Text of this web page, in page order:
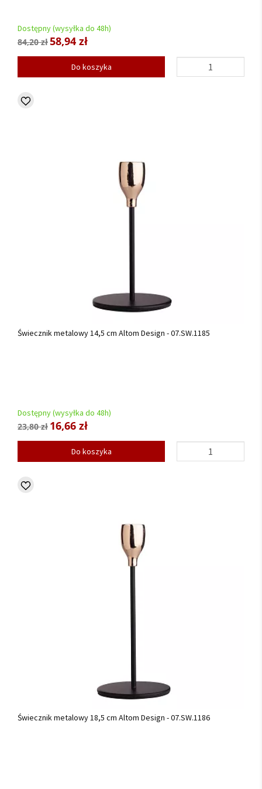
Dostępny (wysyłka do 48h)
84,20 zł58,94 zł
Do koszyka
Świecznik metalowy 14,5 cm Altom Design - 07.SW.1185
Dostępny (wysyłka do 48h)
23,80 zł 16,66 zł
Do koszyka
Świecznik metalowy 18,5 cm Altom Design - 07.SW.1186